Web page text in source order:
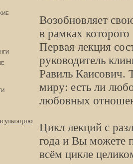
Возобновляет
в рамках
Первая лекция
руководитель
Равиль Каисович.
миру: есть ли
любовных
Цикл лекций с
года и Вы можете
всём цикле